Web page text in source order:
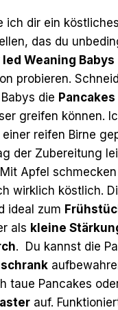
ich dir ein köstliches
das du
led Weaning Babys
probieren.
Babys die
greifen können.
reifen Birne
der Zubereitung
Apfel
wirklich köstlich.
ideal zum
als kleine
. Du kannst die
taue Pancakes
auf.